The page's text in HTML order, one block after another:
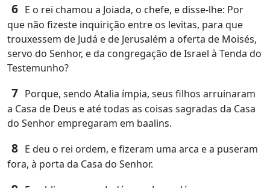
6 E o rei chamou a Joiada, o chefe, e disse-lhe: Por
que não fizeste inquirição entre os levitas, para que
trouxessem de Judá e de Jerusalém a oferta de Moisés,
servo do Senhor, e da congregação de Israel à Tenda do
Testemunho?
7 Porque, sendo Atalia ímpia, seus filhos arruinaram
a Casa de Deus e até todas as coisas sagradas da Casa
do Senhor empregaram em baalins.
8 E deu o rei ordem, e fizeram uma arca e a puseram
fora, à porta da Casa do Senhor.